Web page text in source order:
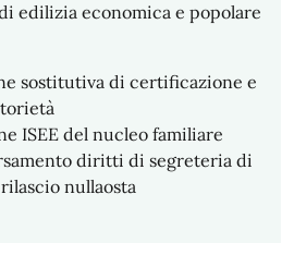
edilizia economica e popolare
sostitutiva di certificazione e
ISEE del nucleo familiare
diritti di segreteria di
nullaosta